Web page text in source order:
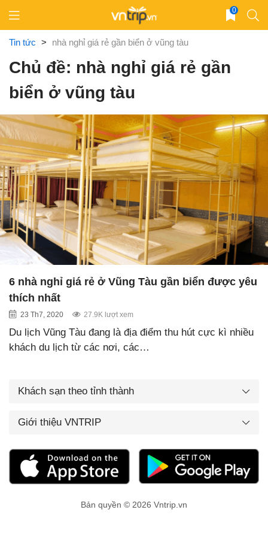
content
0
Tin tức > nhà nghỉ giá rẻ gần biển ở vũng tàu
Chủ đề: nhà nghỉ giá rẻ gần
biển ở vũng tàu
6 nhà nghỉ giá rẻ ở Vũng Tàu gần biển được yêu
thích nhất
23 Th7, 2020 27.9K lượt xem
Du lịch Vũng Tàu đang là địa điểm thu hút cực kì nhiều
khách du lịch từ các nơi, các…
Khách sạn theo tỉnh thành
Giới thiệu VNTRIP
Bản quyền © 2026 Vntrip.vn